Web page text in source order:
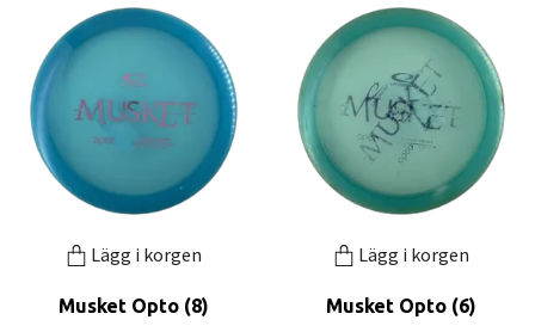
Lägg i korgen
Musket Opto (8)
Lägg i korgen
Musket Opto (6)